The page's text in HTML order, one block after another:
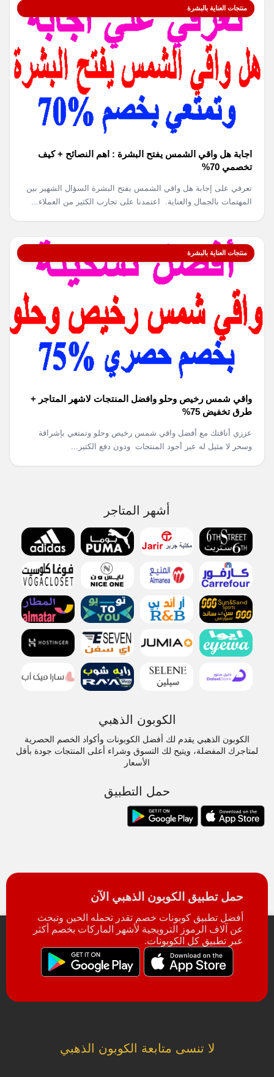
منتجات العناية بالبشرة
اجابة هل واقي الشمس يفتح البشرة : اهم النصائح + كيف
تخصمي 70%
تعرفي على إجابة هل واقي الشمس يفتح البشرة السؤال الشهير بين
المهتمات بالجمال والعناية. اعتمدنا على تجارب الكثير من العملاء...
منتجات العناية بالبشرة
واقي شمس رخيص وحلو وافضل المنتجات لاشهر المتاجر +
طرق تخفيض 75%
عززي أناقتك مع أفضل واقي شمس رخيص وحلو وتمتعي بإشراقة
وسحر لا مثيل له عبر أجود المنتجات ودون دفع الكثير...
أشهر المتاجر
الكوبون الذهبي
الكوبون الذهبي يقدم لك أفضل الكوبونات وأكواد الخصم الحصرية
لمتاجرك المفضلة، ويتيح لك التسوق وشراء أعلى المنتجات جودة بأقل
الأسعار
حمل التطبيق
حمل تطبيق الكوبون الذهبي الآن
أفضل تطبيق كوبونات خصم تقدر تحمله الحين وتبحث
عن آلاف الرموز الترويجية لأشهر الماركات بخصم أكثر
عبر تطبيق كل الكوبونات.
لا تنسى متابعة الكوبون الذهبي